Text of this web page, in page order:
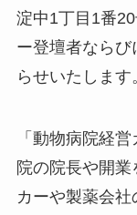
淀中1丁目1番
ー登壇者なら
らせいたします
「動物病院経
院の院長や開
カーや製薬会